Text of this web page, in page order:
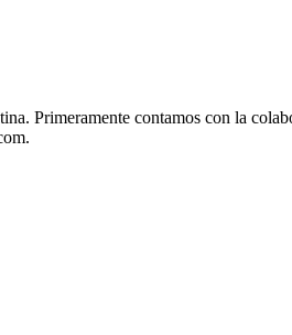
Primeramente contamos con la